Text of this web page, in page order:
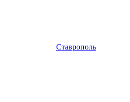
Ставрополь